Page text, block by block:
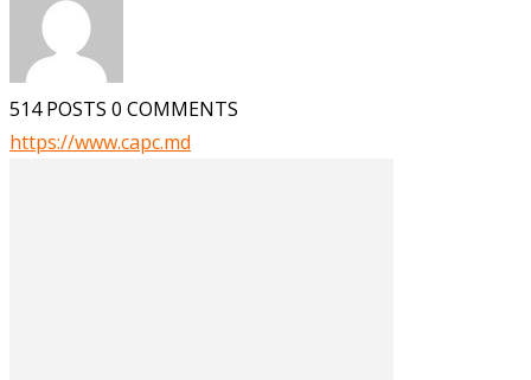
514 POSTS 0 COMMENTS
https://www.capc.md